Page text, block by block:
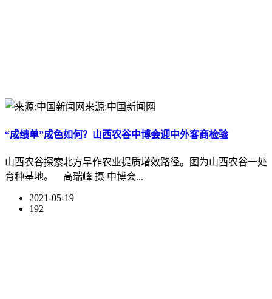
来源:中国新闻网
“成绩单”成色如何？山西农谷中博会迎中外客商检验
山西农谷探索北方旱作农业提质增效路径。图为山西农谷一处
育种基地。 高瑞峰 摄 中博会...
2021-05-19
192